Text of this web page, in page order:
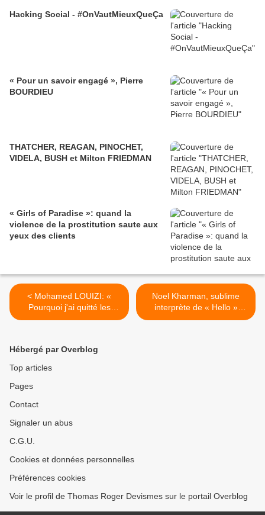
Hacking Social - #OnVautMieuxQueÇa
« Pour un savoir engagé », Pierre
BOURDIEU
THATCHER, REAGAN, PINOCHET,
VIDELA, BUSH et Milton FRIEDMAN
« Girls of Paradise »: quand la
violence de la prostitution saute aux
yeux des clients
< Mohamed LOUIZI: «
Pourquoi j'ai quitté les
Frères musulmans »,
Noel Kharman, sublime
interprète de « Hello »
(Adele) >
Hébergé par Overblog
Top articles
Pages
Contact
Signaler un abus
C.G.U.
Cookies et données personnelles
Préférences cookies
Voir le profil de Thomas Roger Devismes sur le portail Overblog